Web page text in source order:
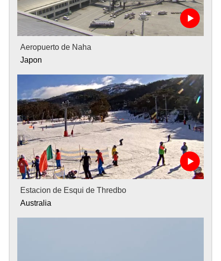
Aeropuerto de Naha
Japon
Estacion de Esqui de Thredbo
Australia